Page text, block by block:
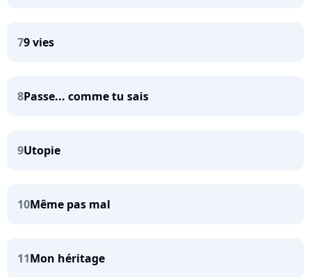
79 vies
8Passe... comme tu sais
9Utopie
10Même pas mal
11Mon héritage